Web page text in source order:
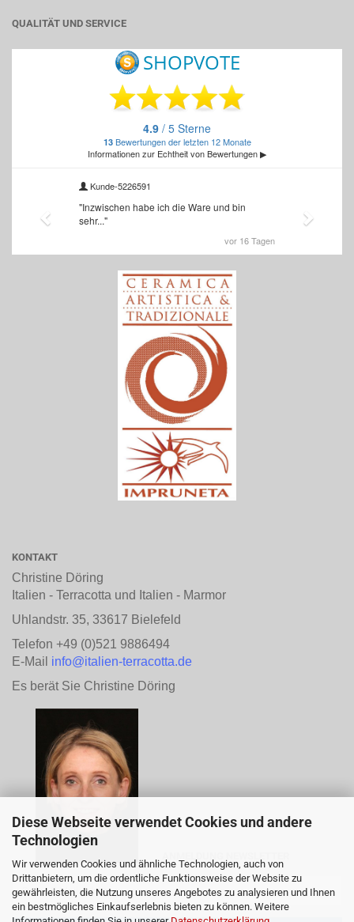
Diese Webseite verwendet Cookies und andere
Technologien
Wir verwenden Cookies und ähnliche Technologien, auch von
Drittanbietern, um die ordentliche Funktionsweise der Website zu
gewährleisten, die Nutzung unseres Angebotes zu analysieren und Ihnen
ein bestmögliches Einkaufserlebnis bieten zu können. Weitere
QUALITÄT UND SERVICE
KONTAKT
Christine Döring
Italien - Terracotta und Italien - Marmor
Uhlandstr. 35, 33617 Bielefeld
Telefon +49 (0)521 9886494
E-Mail info@italien-terracotta.de
Es berät Sie Christine Döring